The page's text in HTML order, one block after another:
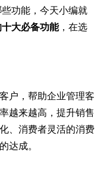
功能，今天小编就
大必备功能，在选
户，帮助企业管理客
越来越高，提升销售
、消费者灵活的消费
达成。